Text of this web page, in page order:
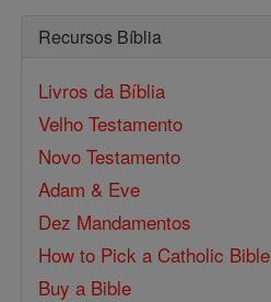
Recursos Bíblia
Livros da Bíblia
Velho Testamento
Novo Testamento
Adam & Eve
Dez Mandamentos
How to Pick a Catholic Bible
Buy a Bible